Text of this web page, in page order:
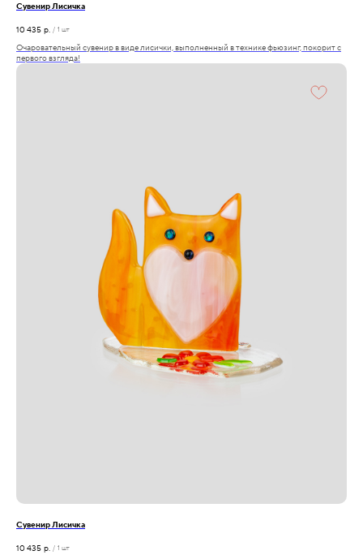
Сувенир Лисичка
10 435 р. / 1 шт
Очаровательный сувенир в виде лисички, выполненный в технике фьюзинг, покорит с
первого взгляда!
Сувенир Лисичка
10 435 р. / 1 шт